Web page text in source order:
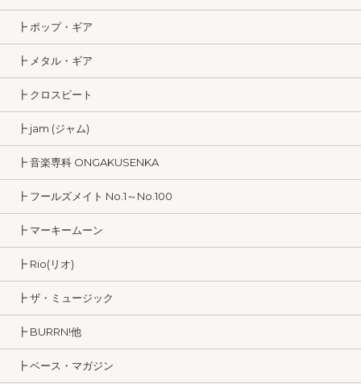
┣ ポップ・ギア
┣ メタル・ギア
┣ クロスビート
┣ jam (ジャム)
┣ 音楽専科 ONGAKUSENKA
┣ フールズメイト No.1～No.100
┣ マーキームーン
┣ Rio(リオ)
┣ ザ・ミュージック
┣ BURRN!他
┣ ベース・マガジン